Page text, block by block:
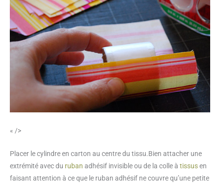
« />
Placer le cylindre en carton au centre du tissu.Bien attacher une
extrémité avec du ruban adhésif invisible ou de la colle à tissusen
faisant attention à ce que le ruban adhésif ne couvre qu’une petite